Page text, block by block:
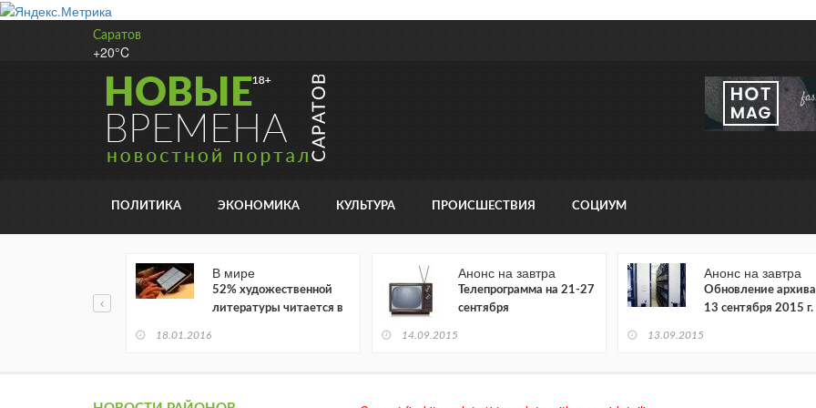
Саратов
+20°C
ПОЛИТИКА ЭКОНОМИКА КУЛЬТУРА ПРОИСШЕСТВИЯ СОЦИУМ
В мире
52% художественной
литературы читается в
18.01.2016
Анонс на завтра
Телепрограмма на 21-27
сентября
14.09.2015
Анонс на завтра
Обновление архива
13 сентября 2015 г.
13.09.2015